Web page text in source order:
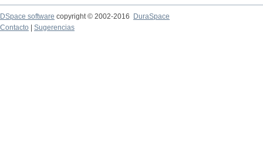
DSpace software copyright © 2002-2016
DuraSpace
Contacto
Sugerencias